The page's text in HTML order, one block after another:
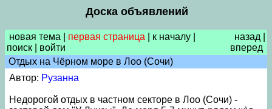
Доска объявлений
новая тема первая страница к началу
поиск
войти
назад
вперед
Отдых на Чёрном море в Лоо (Сочи)
Автор: Рузанна
Недорогой отдых в частном секторе в Лоо (Сочи) -